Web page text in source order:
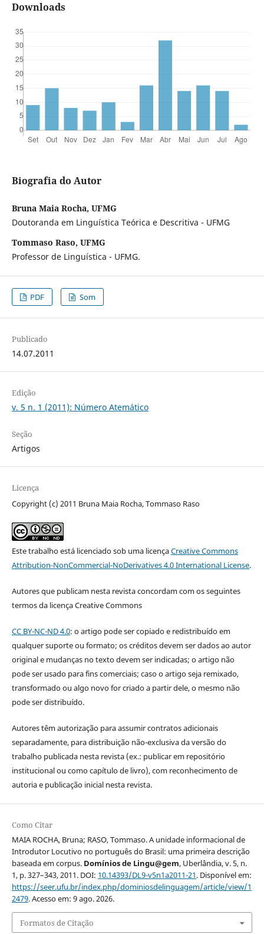
Downloads
Biografia do Autor
Bruna Maia Rocha, UFMG
Doutoranda em Linguística Teórica e Descritiva - UFMG
Tommaso Raso, UFMG
Professor de Linguística - UFMG.
PDF Som
Publicado
14.07.2011
Edição
v. 5 n. 1 (2011): Número Atemático
Seção
Artigos
Licença
Copyright (c) 2011 Bruna Maia Rocha, Tommaso Raso
Este trabalho está licenciado sob uma licençaCreative Commons
Attribution-NonCommercial-NoDerivatives 4.0 International License.
Autores que publicam nesta revista concordam com os seguintes
termos da licença Creative Commons
CC BY-NC-ND 4.0: o artigo pode ser copiado e redistribuído em
qualquer suporte ou formato; os créditos devem ser dados ao autor
original e mudanças no texto devem ser indicadas; o artigo não
pode ser usado para fins comerciais; caso o artigo seja remixado,
transformado ou algo novo for criado a partir dele, o mesmo não
pode ser distribuído.
Autores têm autorização para assumir contratos adicionais
separadamente, para distribuição não-exclusiva da versão do
trabalho publicada nesta revista (ex.: publicar em repositório
institucional ou como capítulo de livro), com reconhecimento de
autoria e publicação inicial nesta revista.
Como Citar
MAIA ROCHA, Bruna; RASO, Tommaso. A unidade informacional de
Introdutor Locutivo no português do Brasil: uma primeira descrição
baseada em corpus. Domínios de Lingu@gem, Uberlândia, v. 5, n.
1, p. 327–343, 2011. DOI: 10.14393/DL9-v5n1a2011-21. Disponível em:
https://seer.ufu.br/index.php/dominiosdelinguagem/article/view/1
2479. Acesso em: 9 ago. 2026.
Formatos de Citação